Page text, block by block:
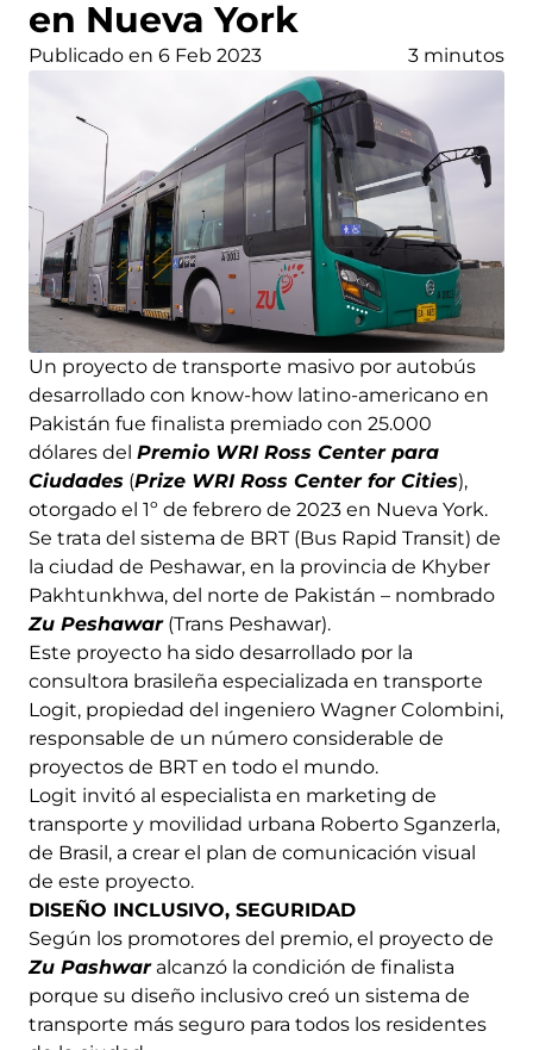
en Nueva York
Publicado en 6 Feb 2023 3 minutos
Un proyecto de transporte masivo por autobús
desarrollado con know-how latino-americano en
Pakistán fue finalista premiado con 25.000
dólares del Premio WRI Ross Center para
Ciudades (Prize WRI Ross Center for Cities),
otorgado el 1º de febrero de 2023 en Nueva York.
Se trata del sistema de BRT (Bus Rapid Transit) de
la ciudad de Peshawar, en la provincia de Khyber
Pakhtunkhwa, del norte de Pakistán – nombrado
Zu Peshawar(Trans Peshawar).
Este proyecto ha sido desarrollado por la
consultora brasileña especializada en transporte
Logit, propiedad del ingeniero Wagner Colombini,
responsable de un número considerable de
proyectos de BRT en todo el mundo.
Logit invitó al especialista en marketing de
transporte y movilidad urbana Roberto Sganzerla,
de Brasil, a crear el plan de comunicación visual
de este proyecto.
DISEÑO INCLUSIVO, SEGURIDAD
Según los promotores del premio, el proyecto de
Zu Pashwaralcanzó la condición de finalista
porque su diseño inclusivo creó un sistema de
transporte más seguro para todos los residentes